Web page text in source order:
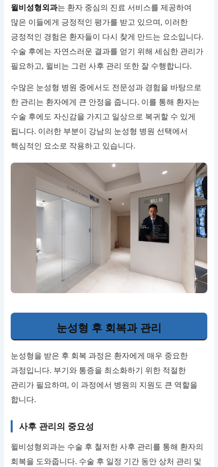
윌비성형외과는 환자 중심의 진료 서비스를 제공하여
많은 이들에게 긍정적인 평가를 받고 있으며, 이러한
긍정적인 경험은 환자들이 다시 찾게 만드는 요소입니다.
수술 후에는 자연스러운 결과를 얻기 위해 세심한 관리가
필요하고, 윌비는 그런 사후 관리 또한 잘 수행합니다.
수많은 눈성형 병원 중에서도 전문성과 경험을 바탕으로
한 관리는 환자에게 큰 안정을 줍니다. 이를 통해 환자는
수술 후에도 자신감을 가지고 일상으로 복귀할 수 있게
됩니다. 이러한 부분이 강남의 눈성형 병원 선택에서
핵심적인 요소로 작용하고 있습니다.
눈성형 후 회복과 관리
눈성형을 받은 후 회복 과정은 환자에게 매우 중요한
과정입니다. 부기와 통증을 최소화하기 위한 적절한
관리가 필요하며, 이 과정에서 병원의 지원도 큰 역할을
합니다.
사후 관리의 중요성
윌비성형외과는 수술 후 철저한 사후 관리를 통해 환자의
회복을 도와줍니다. 수술 후 일정 기간 동안 상처 관리 및